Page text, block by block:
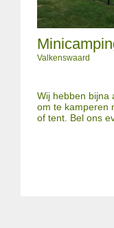
Valkenswaard
Wij hebben bijna
om te kamperen
of tent. Bel ons